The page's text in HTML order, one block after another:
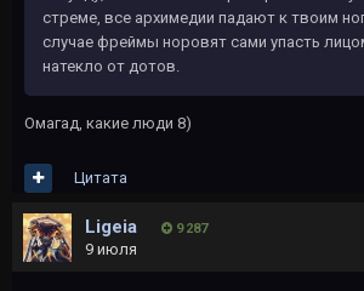
стреме, все архимедии падают к твоим
случае фреймы норовят сами упасть
натекло от дотов.
Омагад, какие люди 8)
Цитата
Ligeia 9 287
9 июля